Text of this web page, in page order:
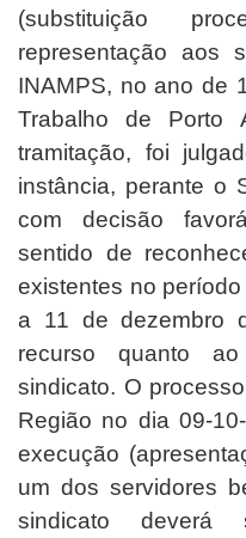
(substituição
representação aos
INAMPS, no ano de
Trabalho de Porto
tramitação, foi
instância, perante o
com decisão
sentido de
existentes no
a 11 de dezembro
recurso quanto
sindicato. O
Região no dia 09-
execução
um dos servidores
sindicato